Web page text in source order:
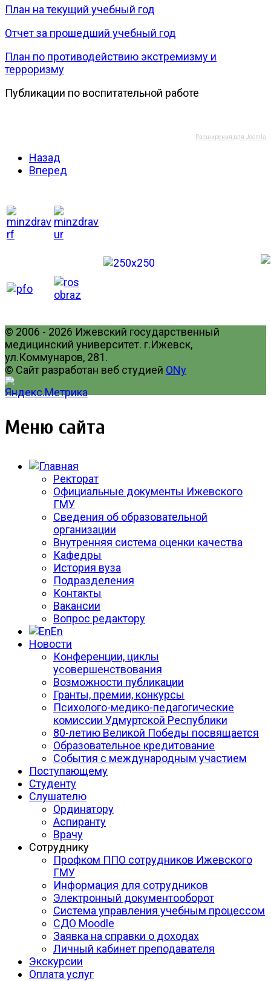
План на текущий учебный год
Отчет за прошедший учебный год
План по противодействию экстремизму и
терроризму
Публикации по воспитательной работе
Расширения для Joomla
Назад
Вперед
© 2006 - 2026 Ижевский государственный
медицинский университет. г.Ижевск,
ул.Коммунаров, 281.
© Сайт разработан веб студией ONy
Меню сайта
Ректорат
Официальные документы Ижевского
ГМУ
Сведения об образовательной
организации
Внутренняя система оценки качества
Кафедры
История вуза
Подразделения
Контакты
Вакансии
Вопрос редактору
En
Новости
Конференции, циклы
усовершенствования
Возможности публикации
Гранты, премии, конкурсы
Психолого-медико-педагогические
комиссии Удмуртской Республики
80-летию Великой Победы посвящается
Образовательное кредитование
События с международным участием
Поступающему
Студенту
Слушателю
Ординатору
Аспиранту
Врачу
Сотруднику
Профком ППО сотрудников Ижевского
ГМУ
Информация для сотрудников
Электронный документооборот
Система управления учебным процессом
СДО Moodle
Заявка на справки о доходах
Личный кабинет преподавателя
Экскурсии
Оплата услуг